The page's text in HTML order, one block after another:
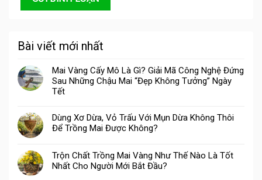
Bài viết mới nhất
Mai Vàng Cấy Mô Là Gì? Giải Mã Công Nghệ Đứng
Sau Những Chậu Mai “Đẹp Không Tưởng” Ngày
Tết
Dùng Xơ Dừa, Vỏ Trấu Với Mụn Dừa Không Thôi
Để Trồng Mai Được Không?
Trộn Chất Trồng Mai Vàng Như Thế Nào Là Tốt
Nhất Cho Người Mới Bắt Đầu?